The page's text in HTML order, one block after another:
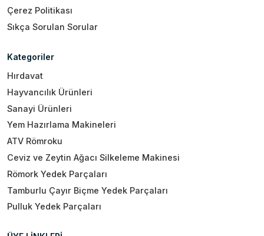
Çerez Politikası
Sıkça Sorulan Sorular
Kategoriler
Hırdavat
Hayvancılık Ürünleri
Sanayi Ürünleri
Yem Hazırlama Makineleri
ATV Römroku
Ceviz ve Zeytin Ağacı Silkeleme Makinesi
Römork Yedek Parçaları
Tamburlu Çayır Biçme Yedek Parçaları
Pulluk Yedek Parçaları